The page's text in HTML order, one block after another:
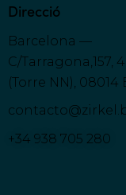
Direcció
Barcelona —
C/Tarragona,157,
(Torre NN),
+34 938 705 280